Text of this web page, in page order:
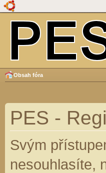
Obsah fóra
PES -
Svým
nesouhlasíte,